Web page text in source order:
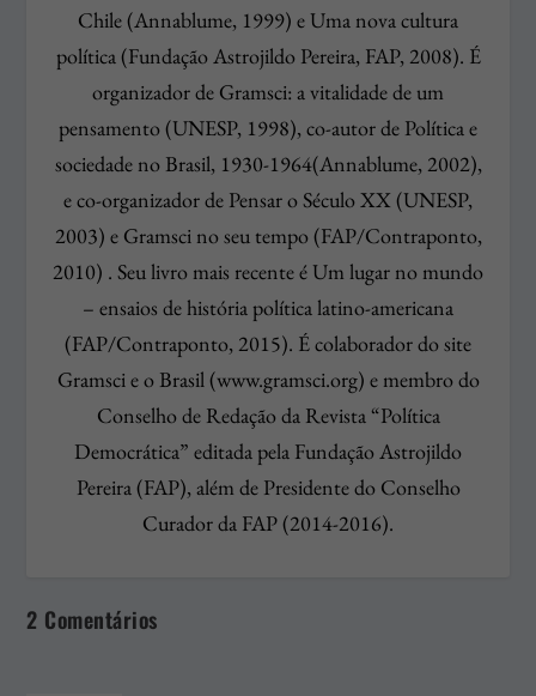
Chile (Annablume, 1999) e Uma nova cultura
política (Fundação Astrojildo Pereira, FAP, 2008). É
organizador de Gramsci: a vitalidade de um
pensamento (UNESP, 1998), co-autor de Política e
sociedade no Brasil, 1930-1964(Annablume, 2002),
e co-organizador de Pensar o Século XX (UNESP,
2003) e Gramsci no seu tempo (FAP/Contraponto,
2010) . Seu livro mais recente é Um lugar no mundo
– ensaios de história política latino-americana
(FAP/Contraponto, 2015). É colaborador do site
Gramsci e o Brasil (www.gramsci.org) e membro do
Conselho de Redação da Revista “Política
Democrática” editada pela Fundação Astrojildo
Pereira (FAP), além de Presidente do Conselho
Curador da FAP (2014-2016).
2 Comentários